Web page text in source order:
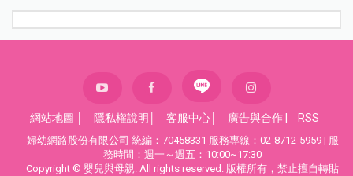
網站地圖 隱私權說明 客服中心 廣告與合作 RSS
婦幼網路股份有限公司 統編：70458331 服務專線：02-8712-5959 | 服
務時間：週一～週五：10:00~17:30
Copyright © 嬰兒與母親. All rights reserved. 版權所有，禁止擅自轉貼